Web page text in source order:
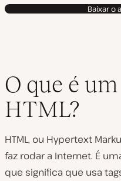
Baixar o
O que é
HTML?
HTML, ou Hypertext
faz rodar a Internet. É
que significa que usa